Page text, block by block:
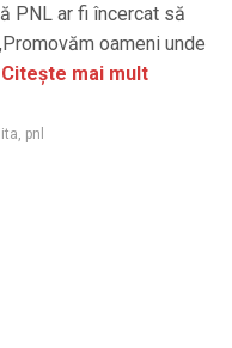
PNL ar fi încercat să
oameni unde
Citește mai mult
pnl